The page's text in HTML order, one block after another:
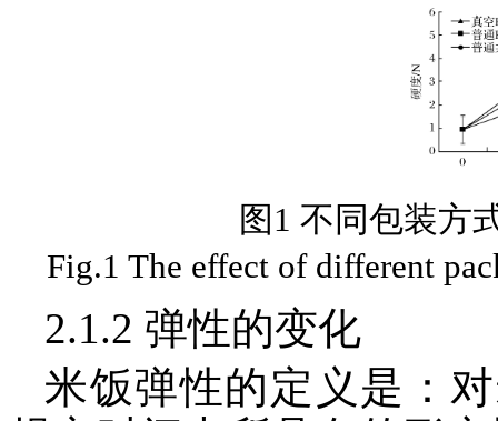
图1 不同包装方
Fig.1 The effect of different
2.1.2 弹性的变化
米饭弹性的定义是：